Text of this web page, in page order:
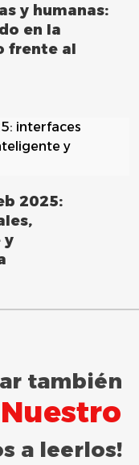
y humanas:
en la
frente al
2025:
y
también
Nuestro
a leerlos!